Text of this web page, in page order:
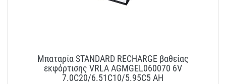
Μπαταρία STANDARD RECHARGE βαθείας
εκφόρτισης VRLA AGMGEL060070 6V
7.0C20/6.51C10/5.95C5 AH